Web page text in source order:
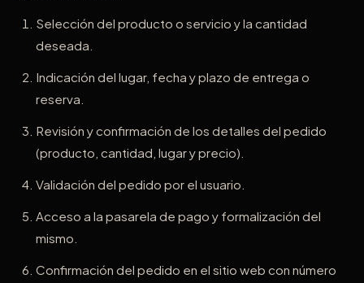
Selección del producto o servicio y la cantidad
deseada.
Indicación del lugar, fecha y plazo de entrega o
reserva.
Revisión y confirmación de los detalles del pedido
(producto, cantidad, lugar y precio).
Validación del pedido por el usuario.
Acceso a la pasarela de pago y formalización del
mismo.
Confirmación del pedido en el sitio web con número